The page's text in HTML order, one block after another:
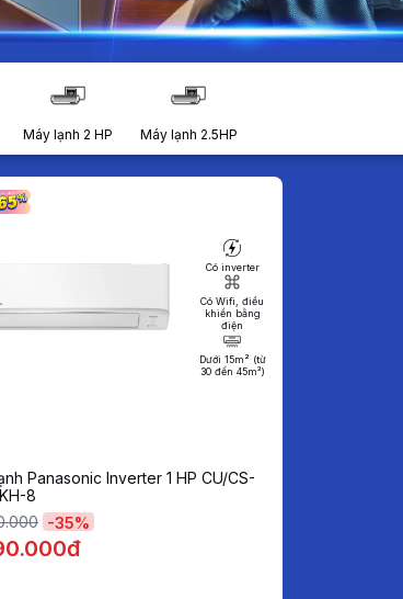
Máy lạnh 2 HP Máy lạnh 2.5HP
Có inverter
Có Wifi, điều
khiển bằng
điện
Dưới 15m² (từ
30 đến 45m³)
Panasonic Inverter 1 HP CU/CS-
8
-35%